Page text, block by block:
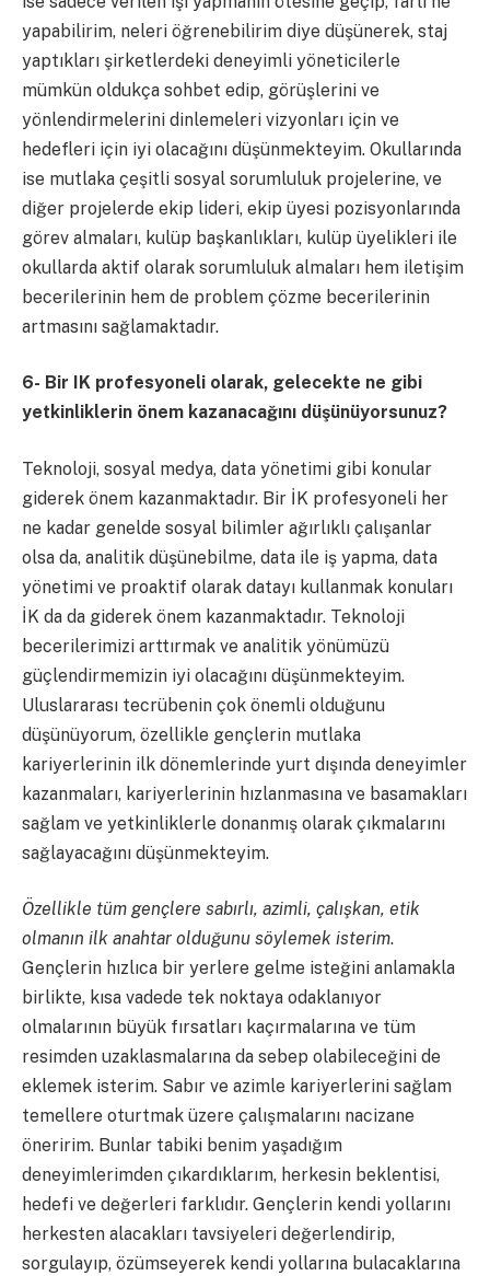
yapabilirim, neleri öğrenebilirim diye düşünerek, staj
yaptıkları şirketlerdeki deneyimli yöneticilerle
mümkün oldukça sohbet edip, görüşlerini ve
yönlendirmelerini dinlemeleri vizyonları için ve
hedefleri için iyi olacağını düşünmekteyim. Okullarında
ise mutlaka çeşitli sosyal sorumluluk projelerine, ve
diğer projelerde ekip lideri, ekip üyesi pozisyonlarında
görev almaları, kulüp başkanlıkları, kulüp üyelikleri ile
okullarda aktif olarak sorumluluk almaları hem iletişim
becerilerinin hem de problem çözme becerilerinin
artmasını sağlamaktadır.
6- Bir IK profesyoneli olarak, gelecekte ne gibi
yetkinliklerin önem kazanacağını düşünüyorsunuz?
Teknoloji, sosyal medya, data yönetimi gibi konular
giderek önem kazanmaktadır. Bir İK profesyoneli her
ne kadar genelde sosyal bilimler ağırlıklı çalışanlar
olsa da, analitik düşünebilme, data ile iş yapma, data
yönetimi ve proaktif olarak datayı kullanmak konuları
İK da da giderek önem kazanmaktadır. Teknoloji
becerilerimizi arttırmak ve analitik yönümüzü
güçlendirmemizin iyi olacağını düşünmekteyim.
Uluslararası tecrübenin çok önemli olduğunu
düşünüyorum, özellikle gençlerin mutlaka
kariyerlerinin ilk dönemlerinde yurt dışında deneyimler
kazanmaları, kariyerlerinin hızlanmasına ve basamakları
sağlam ve yetkinliklerle donanmış olarak çıkmalarını
sağlayacağını düşünmekteyim.
Özellikle tüm gençlere sabırlı, azimli, çalışkan, etik
olmanın ilk anahtar olduğunu söylemek isterim.
Gençlerin hızlıca bir yerlere gelme isteğini anlamakla
birlikte, kısa vadede tek noktaya odaklanıyor
olmalarının büyük fırsatları kaçırmalarına ve tüm
resimden uzaklasmalarına da sebep olabileceğini de
eklemek isterim. Sabır ve azimle kariyerlerini sağlam
temellere oturtmak üzere çalışmalarını nacizane
öneririm. Bunlar tabiki benim yaşadığım
deneyimlerimden çıkardıklarım, herkesin beklentisi,
hedefi ve değerleri farklıdır. Gençlerin kendi yollarını
herkesten alacakları tavsiyeleri değerlendirip,
sorgulayıp, özümseyerek kendi yollarına bulacaklarına